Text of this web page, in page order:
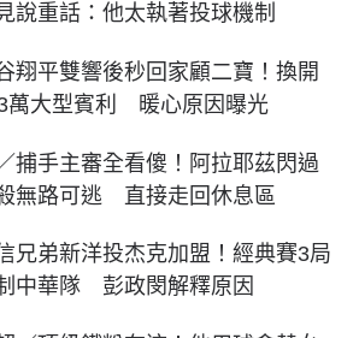
說重話：他太執著投球機制
翔平雙響後秒回家顧二寶！換開
萬大型賓利 暖心原因曝光
捕手主審全看傻！阿拉耶茲閃過
無路可逃 直接走回休息區
兄弟新洋投杰克加盟！經典賽3局
中華隊 彭政閔解釋原因